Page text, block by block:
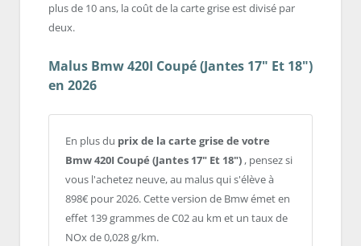
plus de 10 ans, la coût de la carte grise est divisé par
deux.
Malus Bmw 420I Coupé (Jantes 17" Et 18")
en 2026
En plus du prix de la carte grise de votre
Bmw 420I Coupé (Jantes 17" Et 18") , pensez si
vous l'achetez neuve, au malus qui s'élève à
898€ pour 2026. Cette version de Bmw émet en
effet 139 grammes de C02 au km et un taux de
NOx de 0,028 g/km.